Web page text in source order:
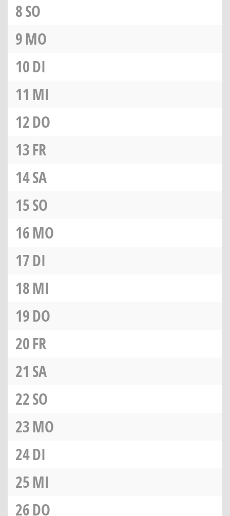
8SO
9MO
10DI
11 MI
12DO
13FR
14SA
15SO
16MO
17DI
18MI
19DO
20FR
21 SA
22SO
23MO
24DI
25MI
26DO